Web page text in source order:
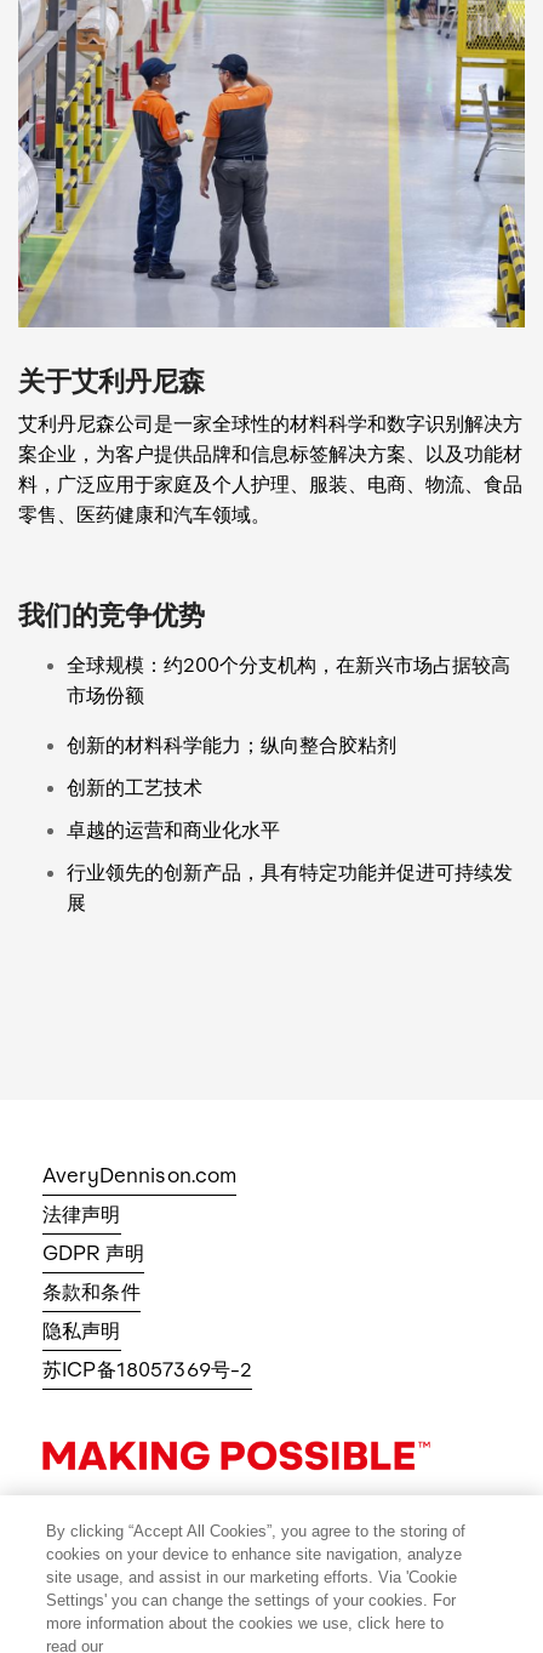
关于艾利丹尼森
艾利丹尼森公司是一家全球性的材料科学和数字识别解决方
案企业，为客户提供品牌和信息标签解决方案、以及功能材
料，广泛应用于家庭及个人护理、服装、电商、物流、食品
零售、医药健康和汽车领域。
我们的竞争优势
全球规模：约200个分支机构，在新兴市场占据较高
市场份额
创新的材料科学能力；纵向整合胶粘剂
创新的工艺技术
卓越的运营和商业化水平
行业领先的创新产品，具有特定功能并促进可持续发
展
AveryDennison.com
法律声明
GDPR 声明
条款和条件
隐私声明
苏ICP备18057369号-2
By clicking “Accept All Cookies”, you agree to the storing of
cookies on your device to enhance site navigation, analyze
site usage, and assist in our marketing efforts. Via 'Cookie
Settings' you can change the settings of your cookies. For
more information about the cookies we use, click here to
read our